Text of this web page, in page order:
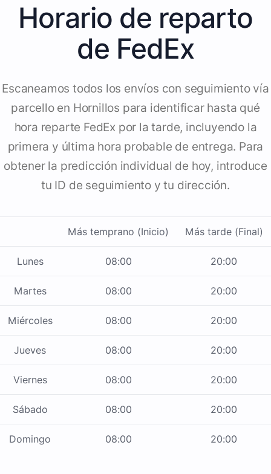
Horario de reparto
de FedEx
Escaneamos todos los envíos con seguimiento vía
parcello en Hornillos para identificar hasta qué
hora reparte FedEx por la tarde, incluyendo la
primera y última hora probable de entrega. Para
obtener la predicción individual de hoy, introduce
tu ID de seguimiento y tu dirección.
Más temprano (Inicio) Más tarde (Final)
Lunes 08:00 20:00
Martes 08:00 20:00
Miércoles 08:00 20:00
Jueves 08:00 20:00
Viernes 08:00 20:00
Sábado 08:00 20:00
Domingo 08:00 20:00